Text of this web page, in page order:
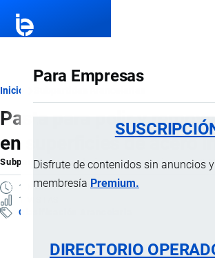
Para Empresas
Disfrute de contenidos sin anuncios
membresía Premium.
DIRECTORIO
Ruta
de
navegación
Inicio
Pasta para polir y
en superficies de acero
Subpartida ArancelariaporImportaciones …, 3
1 MINUTO
1 VISTAS
Clasificación Arancelaria